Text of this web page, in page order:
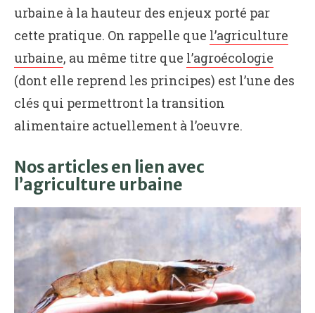
urbaine à la hauteur des enjeux porté par
cette pratique. On rappelle que l’agriculture
urbaine, au même titre que l’agroécologie
(dont elle reprend les principes) est l’une des
clés qui permettront la transition
alimentaire actuellement à l’oeuvre.
Nos articles en lien avec
l’agriculture urbaine